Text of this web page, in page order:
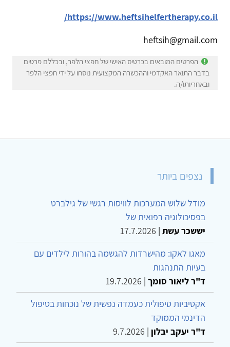
https://www.heftsihelfertherapy.co.il
/
heftsih@gmail.com
הפרטים המובאים בכרטיס האישי של חפצי הלפר, ובכללם פרטים
בדבר התואר האקדמי וההכשרה המקצועית נוסחו על ידי חפצי הלפר
ובאחריותו/ה.
נצפים ביותר
מודל שלוש המערכות לוויסות רגשי של גילברט
בפסיכולוגיה רפואית של
יששכר עשת |
17.7.2026
מאגו לאקו: מהישרדות להגשמה בהורות לילדים עם
בעיות התנהגות
ד"ר ליאור סומך |
19.7.2026
אקטיביות טיפולית כעמדה נפשית של נוכחות בטיפול
הדינמי הממוקד
ד"ר יעקב יבלון |
9.7.2026